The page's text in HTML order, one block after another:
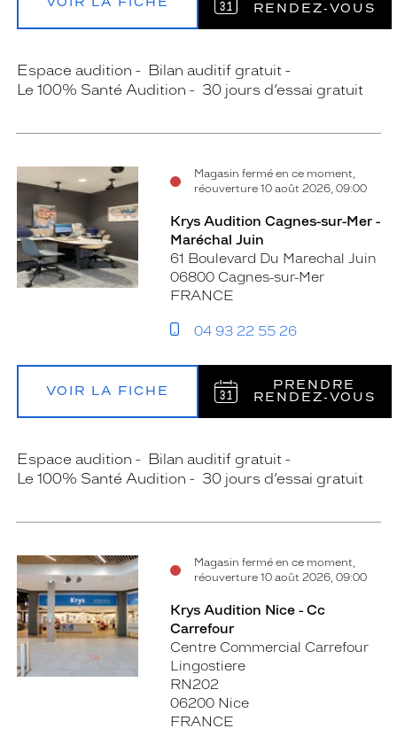
RENDEZ‑VOUS
Espace audition
Bilan auditif gratuit
Le 100% Santé Audition
30 jours d’essai gratuit
Magasin fermé en ce moment,
réouverture 10 août 2026, 09:00
Krys Audition Cagnes-sur-Mer -
Maréchal Juin
61 Boulevard Du Marechal Juin
06800 Cagnes-sur-Mer
FRANCE
04 93 22 55 26
VOIR LA FICHE
PRENDRE
RENDEZ‑VOUS
Espace audition
Bilan auditif gratuit
Le 100% Santé Audition
30 jours d’essai gratuit
Magasin fermé en ce moment,
réouverture 10 août 2026, 09:00
Krys Audition Nice - Cc
Carrefour
Centre Commercial Carrefour
Lingostiere
RN202
06200 Nice
FRANCE